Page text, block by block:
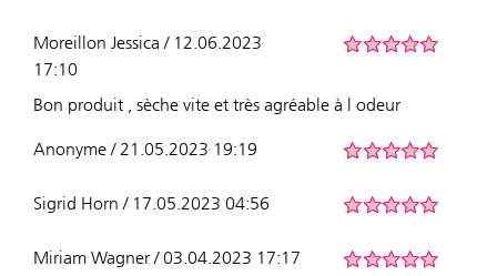
Moreillon Jessica / 12.06.2023
17:10
Bon produit , sèche vite et très agréable à l odeur
Anonyme / 21.05.2023 19:19
Sigrid Horn / 17.05.2023 04:56
Miriam Wagner / 03.04.2023 17:17